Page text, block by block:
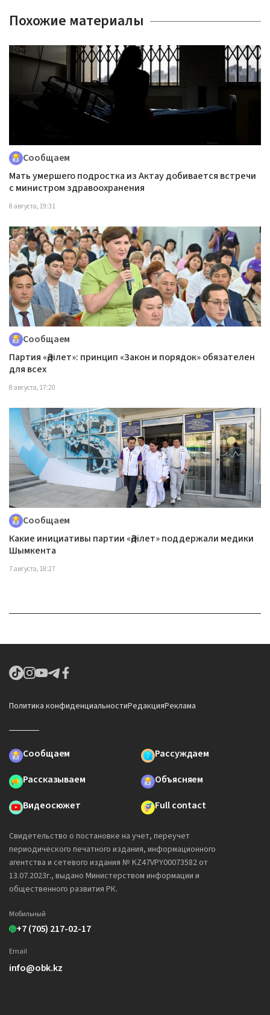
Похожие материалы
Сообщаем
Мать умершего подростка из Актау добивается встречи
с министром здравоохранения
8 августа, 19:31
Сообщаем
Партия «Әділет»: принцип «Закон и порядок» обязателен
для всех
8 августа, 17:20
Сообщаем
Какие инициативы партии «Әділет» поддержали медики
Шымкента
7 августа, 18:27
Политика конфиденциальностиРедакцияРеклама
Сообщаем
Рассуждаем
Рассказываем
Объясняем
Видеосюжет
Full contact
Свидетельство о постановке на учет, переучет
периодического печатного издания, информационного
агентства и сетевого издания № KZ47VPY00073582 от
13.07.2023г., выдано Министерством информации и
общественного развития РК.
Мобильный
+7 (705) 217-02-17
Email
info@obk.kz